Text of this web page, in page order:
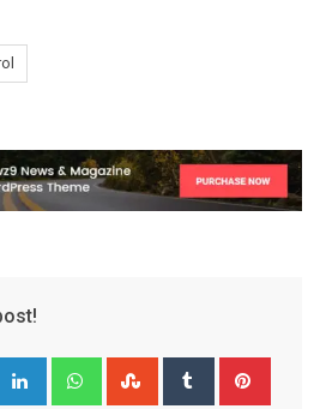
LinkedIn WhatsappStumbleUpon
Tumblr